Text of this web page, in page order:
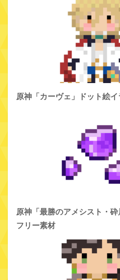
原神「カーヴェ」ドット絵
原神「最勝のアメシスト・
フリー素材